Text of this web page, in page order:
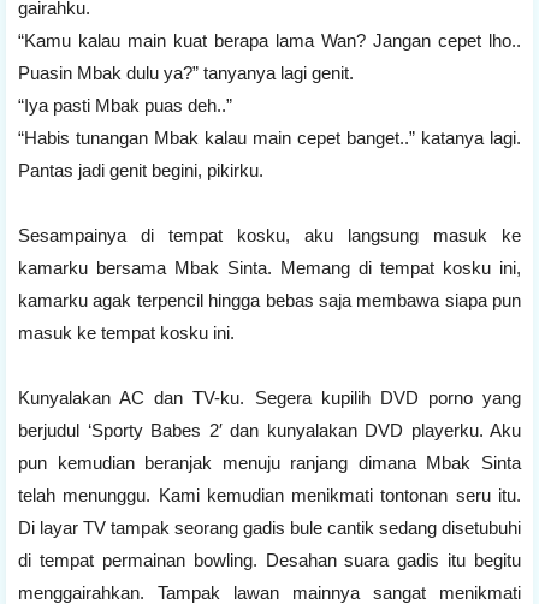
gairahku.
“Kamu kalau main kuat berapa lama Wan? Jangan cepet lho..
Puasin Mbak dulu ya?” tanyanya lagi genit.
“Iya pasti Mbak puas deh..”
“Habis tunangan Mbak kalau main cepet banget..” katanya lagi.
Pantas jadi genit begini, pikirku.
Sesampainya di tempat kosku, aku langsung masuk ke
kamarku bersama Mbak Sinta. Memang di tempat kosku ini,
kamarku agak terpencil hingga bebas saja membawa siapa pun
masuk ke tempat kosku ini.
Kunyalakan AC dan TV-ku. Segera kupilih DVD porno yang
berjudul ‘Sporty Babes 2′ dan kunyalakan DVD playerku. Aku
pun kemudian beranjak menuju ranjang dimana Mbak Sinta
telah menunggu. Kami kemudian menikmati tontonan seru itu.
Di layar TV tampak seorang gadis bule cantik sedang disetubuhi
di tempat permainan bowling. Desahan suara gadis itu begitu
menggairahkan. Tampak lawan mainnya sangat menikmati